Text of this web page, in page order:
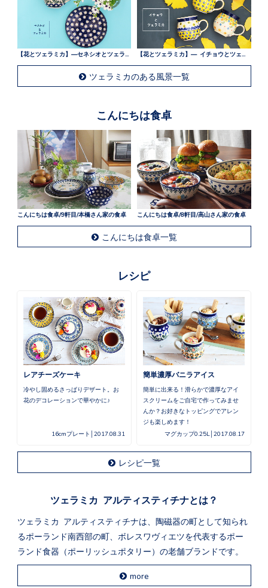
ツェラミカのある風景一覧
こんにちは食卓
こんにちは食卓/9軒目/本橋さん家の食卓 こんにちは食卓/8軒目/高山さん家の食卓
こんにちは食卓一覧
レシピ
レアチーズケーキ
冷やし固めるさっぱりデザート。お
花のデコレーションで華やかに♪
16cmプレート 2017.08.31
簡単濃厚バニラアイス
簡単に出来る！滑らかで濃厚なアイ
スクリームをご自宅で作ってみませ
んか？お好きなトッピングでアレン
ジも楽しめます！
マグカップ0.25L
2017.08.17
レシピ一覧
ツェラミカ アルティスティチナとは？
ツェラミカ アルティスティチナは、陶磁器の町として知られ
るポーランド南西部の町、ボレスワヴィエツを代表するポー
ランド食器（ポーリッシュポタリー）の老舗ブランドです。
more